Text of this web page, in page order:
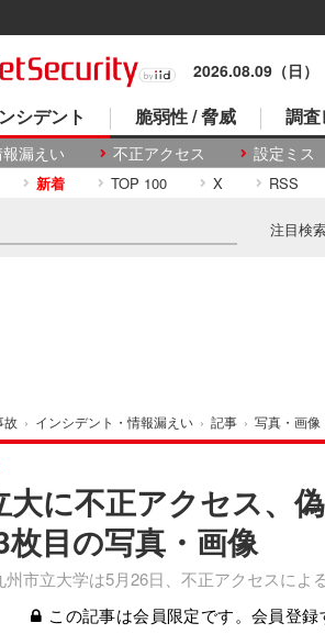
2026.08.09（日）
シデント
漏えい 不正アクセス 設定ミス
脆弱性 / 脅威 調
新着 TOP 100 X RSS
注目検
故 › インシデント・情報漏えい › 記事 › 写真・画像
大に不正アクセス、
目の写真・画像
市立大学は5月26日、不正アクセスによ
この記事は会員限定です。会員登録